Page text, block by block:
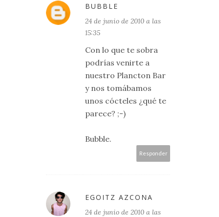
BUBBLE
24 de junio de 2010 a las
15:35
Con lo que te sobra
podrías venirte a
nuestro Plancton Bar
y nos tomábamos
unos cócteles ¿qué te
parece? ;-)
Bubble.
Responder
EGOITZ AZCONA
24 de junio de 2010 a las